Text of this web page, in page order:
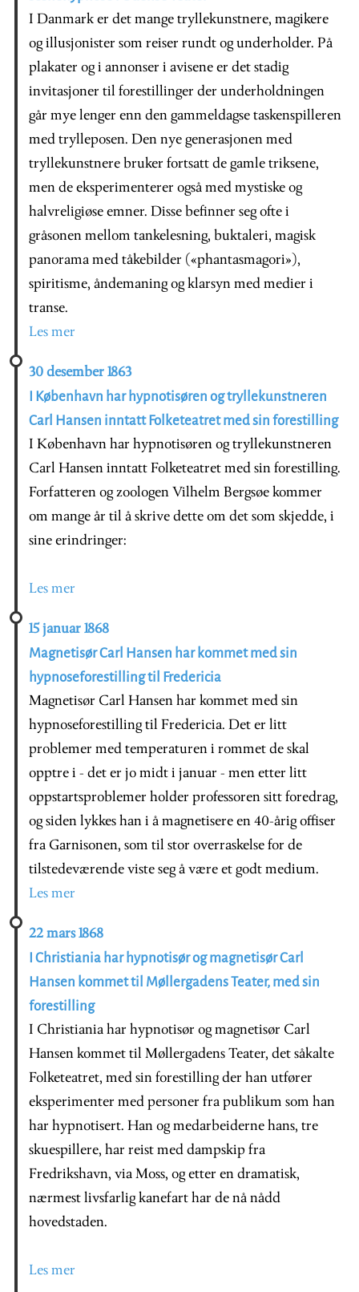
I Danmark er det mange tryllekunstnere, magikere
og illusjonister som reiser rundt og underholder. På
plakater og i annonser i avisene er det stadig
invitasjoner til forestillinger der underholdningen
går mye lenger enn den gammeldagse taskenspilleren
med trylleposen. Den nye generasjonen med
tryllekunstnere bruker fortsatt de gamle triksene,
men de eksperimenterer også med mystiske og
halvreligiøse emner. Disse befinner seg ofte i
gråsonen mellom tankelesning, buktaleri, magisk
panorama med tåkebilder («phantasmagori»),
spiritisme, åndemaning og klarsyn med medier i
transe.
Les mer
30 desember 1863
I København har hypnotisøren og tryllekunstneren
Carl Hansen inntatt Folketeatret med sin forestilling
I København har hypnotisøren og tryllekunstneren
Carl Hansen inntatt Folketeatret med sin forestilling.
Forfatteren og zoologen Vilhelm Bergsøe kommer
om mange år til å skrive dette om det som skjedde, i
sine erindringer:
Les mer
15 januar 1868
Magnetisør Carl Hansen har kommet med sin
hypnoseforestilling til Fredericia
Magnetisør Carl Hansen har kommet med sin
hypnoseforestilling til Fredericia. Det er litt
problemer med temperaturen i rommet de skal
opptre i - det er jo midt i januar - men etter litt
oppstartsproblemer holder professoren sitt foredrag,
og siden lykkes han i å magnetisere en 40-årig offiser
fra Garnisonen, som til stor overraskelse for de
tilstedeværende viste seg å være et godt medium.
Les mer
22 mars 1868
I Christiania har hypnotisør og magnetisør Carl
Hansen kommet til Møllergadens Teater, med sin
forestilling
I Christiania har hypnotisør og magnetisør Carl
Hansen kommet til Møllergadens Teater, det såkalte
Folketeatret, med sin forestilling der han utfører
eksperimenter med personer fra publikum som han
har hypnotisert. Han og medarbeiderne hans, tre
skuespillere, har reist med dampskip fra
Fredrikshavn, via Moss, og etter en dramatisk,
nærmest livsfarlig kanefart har de nå nådd
hovedstaden.
Les mer